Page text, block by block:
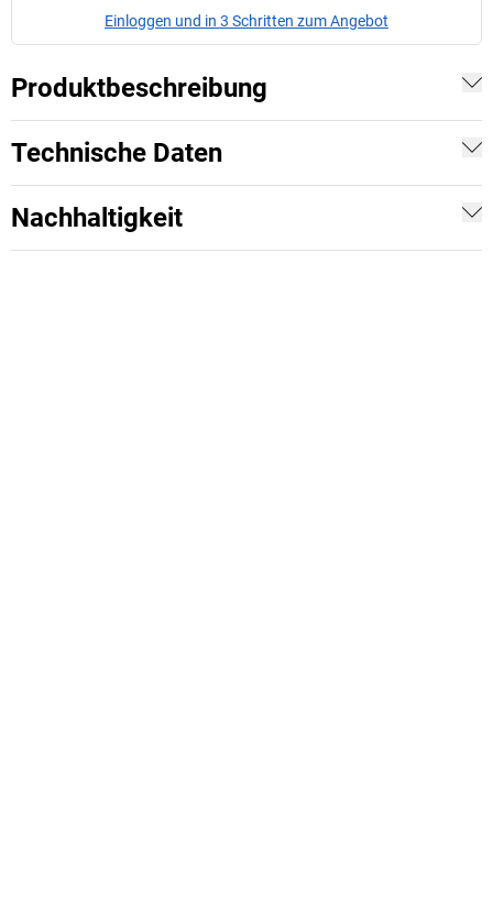
Einloggen und in 3 Schritten zum Angebot
Produktbeschreibung
Technische Daten
Nachhaltigkeit